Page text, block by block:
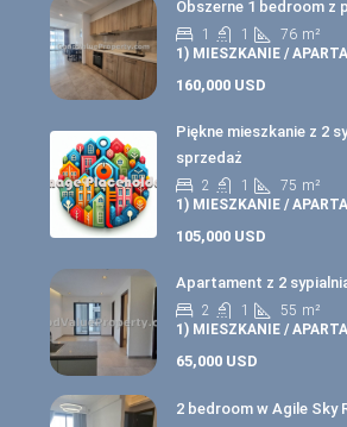
Obszerne 1 bedroom z
1 1 76 m²
1) MIESZKANIE /
160,000 USD
Piękne mieszkanie z 2
sprzedaż
2 1 75 m²
1) MIESZKANIE /
105,000 USD
Apartament z 2
2 1 55 m²
1) MIESZKANIE /
65,000 USD
2 bedroom w Agile Sky